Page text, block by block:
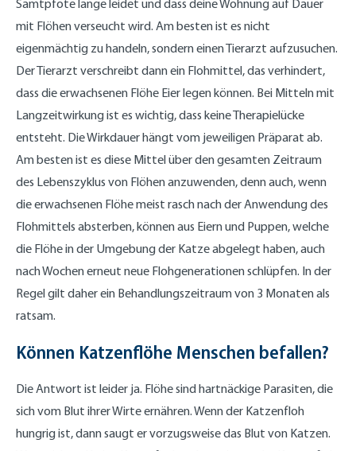
Samtpfote lange leidet und dass deine Wohnung auf Dauer
mit Flöhen verseucht wird. Am besten ist es nicht
eigenmächtig zu handeln, sondern einen Tierarzt aufzusuchen.
Der Tierarzt verschreibt dann ein Flohmittel, das verhindert,
dass die erwachsenen Flöhe Eier legen können. Bei Mitteln mit
Langzeitwirkung ist es wichtig, dass keine Therapielücke
entsteht. Die Wirkdauer hängt vom jeweiligen Präparat ab.
Am besten ist es diese Mittel über den gesamten Zeitraum
des Lebenszyklus von Flöhen anzuwenden, denn auch, wenn
die erwachsenen Flöhe meist rasch nach der Anwendung des
Flohmittels absterben, können aus Eiern und Puppen, welche
die Flöhe in der Umgebung der Katze abgelegt haben, auch
nach Wochen erneut neue Flohgenerationen schlüpfen. In der
Regel gilt daher ein Behandlungszeitraum von 3 Monaten als
ratsam.
Können Katzenflöhe Menschen befallen?
Die Antwort ist leider ja. Flöhe sind hartnäckige Parasiten, die
sich vom Blut ihrer Wirte ernähren. Wenn der Katzenfloh
hungrig ist, dann saugt er vorzugsweise das Blut von Katzen.